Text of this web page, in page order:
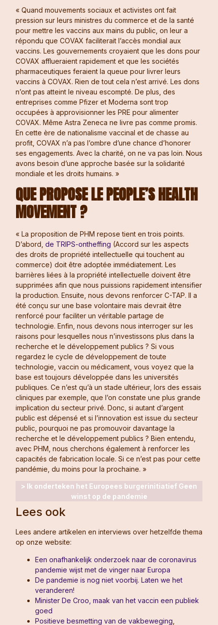
« Quand mouvements sociaux et activistes ont fait
pression sur leurs ministres du commerce et de la santé
pour mettre les vaccins aux mains du public, on leur a
répondu que COVAX faciliterait l’accès mondial aux
vaccins. Les gouvernements croyaient que les dons pour
COVAX afflueraient rapidement et que les sociétés
pharmaceutiques feraient la queue pour livrer leurs
vaccins à COVAX. Rien de tout cela n’est arrivé. Les dons
n’ont pas atteint le niveau escompté. De plus, des
entreprises comme Pfizer et Moderna sont trop
occupées à approvisionner les PRE pour alimenter
COVAX. Même Astra Zeneca ne livre pas comme promis.
En cette ère de nationalisme vaccinal et de chasse au
profit, COVAX n’a pas l’ombre d’une chance d’honorer
ses engagements. Avec la charité, on ne va pas loin. Nous
avons besoin d’une approche basée sur la solidarité
mondiale et les droits humains. »
QUE PROPOSE LE PEOPLE’S HEALTH
MOVEMENT ?
« La proposition de PHM repose tient en trois points.
D’abord, de TRIPS-ontheffing (Accord sur les aspects
des droits de propriété intellectuelle qui touchent au
commerce) doit être adoptée immédiatement. Les
barrières liées à la propriété intellectuelle doivent être
supprimées afin que nous puissions rapidement intensifier
la production. Ensuite, nous devons renforcer C-TAP. Il a
été conçu sur une base volontaire mais devrait être
renforcé pour faciliter un véritable partage de
technologie. Enfin, nous devons nous interroger sur les
raisons pour lesquelles nous n’investissons plus dans la
recherche et le développement publics ? Si vous
regardez le cycle de développement de toute
technologie, vaccin ou médicament, vous voyez que la
base est toujours développée dans les universités
publiques. Ce n’est qu’à un stade ultérieur, lors des essais
cliniques par exemple, que l’on constate une plus grande
implication du secteur privé. Donc, si autant d’argent
public est dépensé et si l’innovation est issue du secteur
public, pourquoi ne pas promouvoir davantage la
recherche et le développement publics ? Bien entendu,
avec PHM, nous cherchons également à renforcer les
capacités de fabrication locale. Si ce n’est pas pour cette
pandémie, du moins pour la prochaine. »
> Ik onderteken het Europees burgerinitiatief Geen
winst op de pandemie
Lees ook
Lees andere artikelen en interviews over hetzelfde thema
op onze website:
Een onafhankelijk onderzoek naar de coronavirus
pandemie wijst met de vinger naar Europa
De pandemie is nog niet voorbij. Laten we het
veranderen!
Minister De Croo, maak van het vaccin een publiek
goed
Positieve besmetting van de vakbeweging